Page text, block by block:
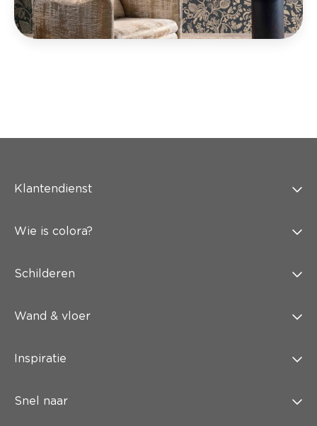
Klantendienst
Wie is colora?
Schilderen
Wand & vloer
Inspiratie
Snel naar